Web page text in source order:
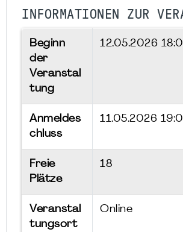
INFORMATIONEN ZUR
Beginn
der
Veranstal
tung
12.05.2026
Anmeldes
chluss
11.05.2026
Freie
Plätze
18
Veranstal
tungsort
Online